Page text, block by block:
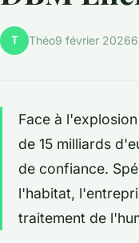
T Théo9 février 2026
Face à
de 15 milliards
de confiance.
l'habitat,
traitement de